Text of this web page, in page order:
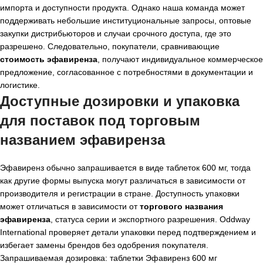
импорта и доступности продукта. Однако наша команда может
поддерживать небольшие институциональные запросы, оптовые
закупки дистрибьюторов и случаи срочного доступа, где это
разрешено. Следовательно, покупатели, сравнивающие
стоимость эфавиренза , получают индивидуальное коммерческое
предложение, согласованное с потребностями в документации и
логистике.
Доступные дозировки и упаковка
для поставок под торговым
названием эфавиренза
Эфавиренз обычно запрашивается в виде таблеток 600 мг, тогда
как другие формы выпуска могут различаться в зависимости от
производителя и регистрации в стране. Доступность упаковки
может отличаться в зависимости отторгового названия
эфавиренза , статуса серии и экспортного разрешения. Oddway
International проверяет детали упаковки перед подтверждением и
избегает замены брендов без одобрения покупателя.
Запрашиваемая дозировка: таблетки Эфавиренз 600 мг